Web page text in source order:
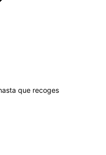
que recoges